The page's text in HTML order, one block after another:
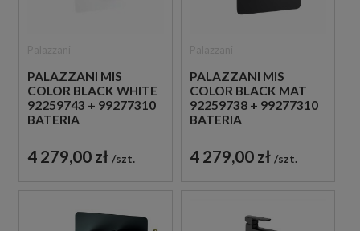
PALAZZANI MIS
COLOR BLACK WHITE
92259743 + 99277310
BATERIA
TERMOSTATEM BIAŁA
4 279,00 zł szt.
PALAZZANI MIS
COLOR BLACK MAT
92259738 + 99277310
BATERIA
TERMOSTATEM
CZARNA
4 279,00 zł szt.